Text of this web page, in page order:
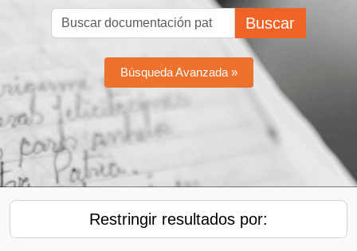
Buscar
Búsqueda Avanzada »
Restringir resultados por: